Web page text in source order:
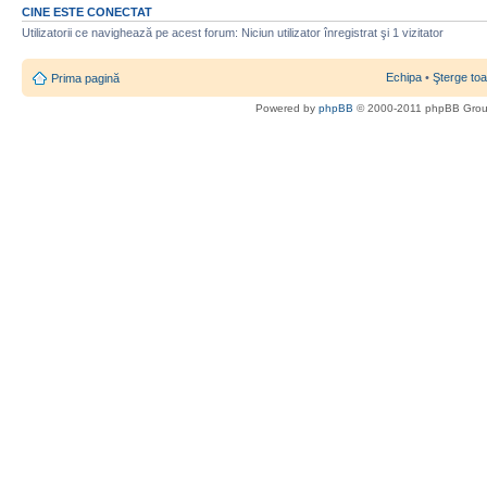
CINE ESTE CONECTAT
Utilizatorii ce navighează pe acest forum: Niciun utilizator înregistrat şi 1 vizitator
Prima pagină Echipa • Şterge
Powered by phpBB © 2000-2011 phpBB